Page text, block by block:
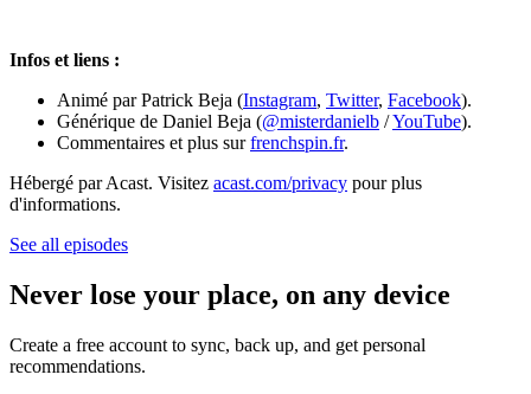
Infos et liens :
Animé par Patrick Beja (Instagram, Twitter, Facebook).
Générique de Daniel Beja (@misterdanielb /YouTube).
Commentaires et plus surfrenchspin.fr.
Hébergé par Acast. Visitez acast.com/privacy pour plus
d'informations.
See all episodes
Never lose your place, on any device
Create a free account to sync, back up, and get personal
recommendations.